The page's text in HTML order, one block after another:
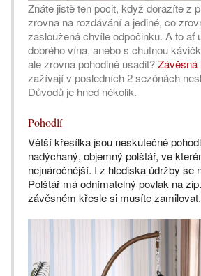
Znáte jistě ten pocit, když dorazíte z
zrovna na rozdávání a jediné, co
zasloužená chvíle odpočinku. A to ať
dobrého vína, anebo s chutnou
ale zrovna pohodlně usadit?Závěsná
zažívají v posledních 2 sezónách
Důvodů je hned několik.
Pohodlí
Větší křesílka jsou neskutečně
nadýchaný, objemný polštář, ve
nejnáročnější. I z hlediska údržby se
Polštář má odnímatelný povlak na
závěsném křesle si musíte zamilovat.